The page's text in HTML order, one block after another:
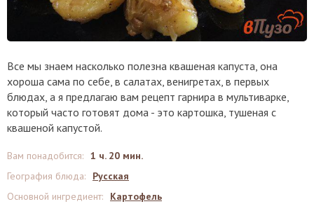
Все мы знаем насколько полезна квашеная капуста, она
хороша сама по себе, в салатах, венигретах, в первых
блюдах, а я предлагаю вам рецепт гарнира в мультиварке,
который часто готовят дома - это картошка, тушеная с
квашеной капустой.
Вам понадобится: 1 ч. 20 мин.
География блюда:
Русская
Основной ингредиент:
Картофель